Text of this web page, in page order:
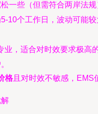
一些（但需符合两岸法
10个工作日，波动可能较
，适合对时效要求极高
格且对时效不敏感，EMS